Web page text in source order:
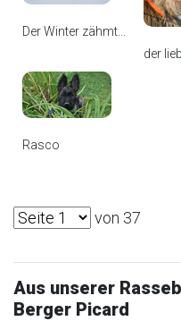
Der Winter zähmt...
der
Rasco
von 37
Aus unserer
Berger Picard